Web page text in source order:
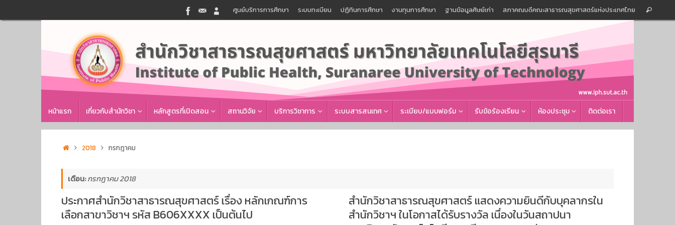
to
ศูนย์บริการการศึกษา ระบบทะเบียน ปฏิทินการศึกษา งานทุนการศึกษา ฐานข้อมูลศิษย์เก่า สภาคณบดีคณะสาธารณสุขศาสตร์แห่งประเทศไทย
for:
Search
หน้าแรก เกี่ยวกับสำนักวิชา หลักสูตรที่เปิดสอน สถานวิจัย บริการวิชาการ ระบบสารสนเทศ ระเบียบ/แบบฟอร์ม รับข้อร้องเรียน ห้องประชุม ติดต่อเรา
Home2018 กรกฎาคม
เดือน:กรกฎาคม 2018
ประกาศสำนักวิชาสาธารณสุขศาสตร์ เรื่อง หลักเกณฑ์การ
เลือกสาขาวิชาฯ รหัส B606XXXX เป็นต้นไป
สำนักวิชาสาธารณสุขศาสตร์ แสดงความยินดีกับบุคลากรใน
สำนักวิชาฯ ในโอกาสได้รับรางวัล เนื่องในวันสถาปนา